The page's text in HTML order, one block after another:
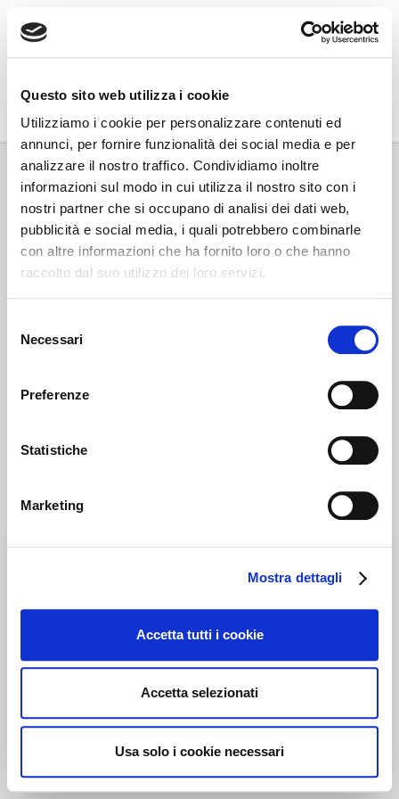
Questo sito web utilizza i cookie
Utilizziamo i cookie per personalizzare contenuti ed
annunci, per fornire funzionalità dei social media e per
analizzare il nostro traffico. Condividiamo inoltre
informazioni sul modo in cui utilizza il nostro sito con i
nostri partner che si occupano di analisi dei dati web,
pubblicità e social media, i quali potrebbero combinarle
con altre informazioni che ha fornito loro o che hanno
raccolto dal suo utilizzo dei loro servizi.
delNecessari
Preferenze
Statistiche
Marketing
Mostra dettagli
Accetta tutti i cookie
Accetta selezionati
Usa solo i cookie necessari
Associazione Go Wine
Via Vida, 6
12051 Alba (Cn)
tel. +39 0173 364631
Codice SDI: USAL8PV
PEC gowine@legalmail.it
info@gowinet.it